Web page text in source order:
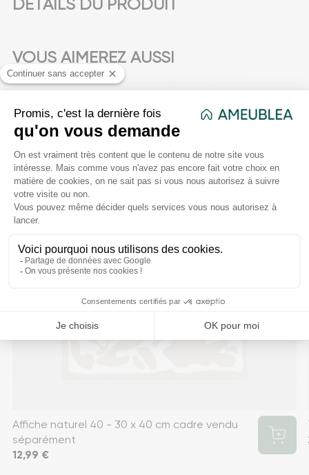
DÉTAILS DU PRODUIT
VOUS AIMEREZ AUSSI
Affiche naturel 40 - 30 x 40 cm cadre vendu
séparément
Prix
12,99 €